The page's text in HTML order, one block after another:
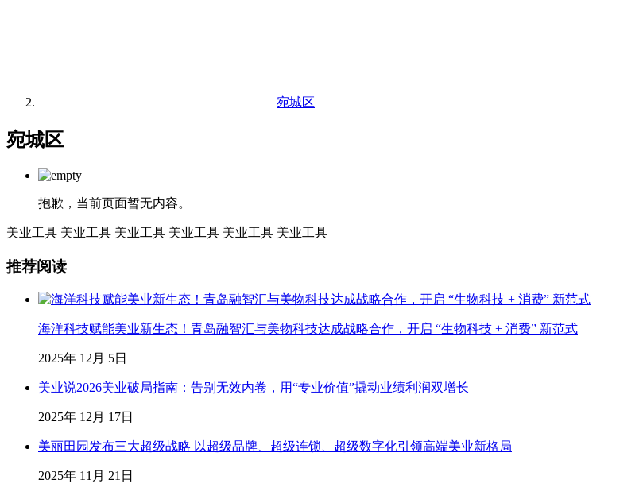
宛城区
宛城区
抱歉，当前页面暂无内容。
美业工具 美业工具 美业工具 美业工具 美业工具 美业工具
推荐阅读
海洋科技赋能美业新生态！青岛融智汇与美物科技达成战略合作，开启 “生物科技 + 消费” 新范式
2025年 12月 5日
美业说2026美业破局指南：告别无效内卷，用“专业价值”撬动业绩利润双增长
2025年 12月 17日
美丽田园发布三大超级战略 以超级品牌、超级连锁、超级数字化引领高端美业新格局
2025年 11月 21日